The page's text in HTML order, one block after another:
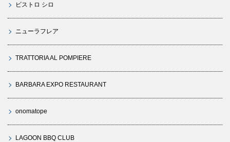
ビストロ シロ
ニューラフレア
TRATTORIA AL POMPIERE
BARBARA EXPO RESTAURANT
onomatope
LAGOON BBQ CLUB